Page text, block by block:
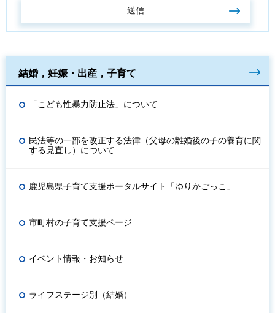
結婚，妊娠・出産，子育て
「こども性暴力防止法」について
民法等の一部を改正する法律（父母の離婚後の子の養育に関
する見直し）について
鹿児島県子育て支援ポータルサイト「ゆりかごっこ」
市町村の子育て支援ページ
イベント情報・お知らせ
ライフステージ別（結婚）